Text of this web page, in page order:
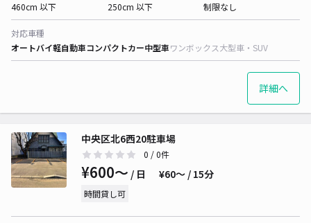
460cm 以下
250cm 以下
制限なし
対応車種
オートバイ軽自動車コンパクトカー中型車ワンボックス大型車・SUV
詳細へ
中央区北6西20駐車場
0 / 0件
¥600〜 / 日 ¥60〜 / 15分
時間貸し可